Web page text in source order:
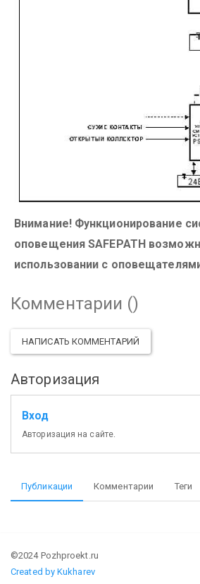
Внимание! Функционирование
оповещения SAFEPATH
использовании с
Комментарии ()
НАПИСАТЬ КОММЕНТАРИЙ
Авторизация
Вход
Авторизация на сайте.
Публикации Комментарии Теги
©2024 Pozhproekt.ru
Created by Kukharev